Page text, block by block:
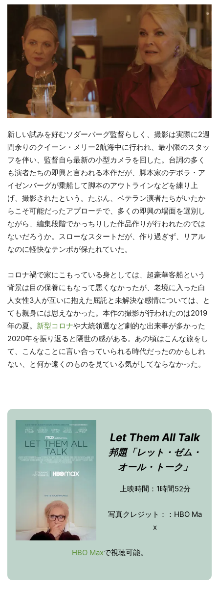
新しい試みを好むソダーバーグ監督らしく、撮影は実際に2週
間余りのクイーン・メリー2航海中に行われ、最小限のスタッ
フを伴い、監督自ら最新の小型カメラを回した。台詞の多く
も演者たちの即興と言われる本作だが、脚本家のデボラ・ア
イゼンバーグが乗船して脚本のアウトラインなどを練り上
げ、撮影されたという。たぶん、ベテラン演者たちがいたか
らこそ可能だったアプローチで、多くの即興の場面を選別し
ながら、編集段階でかっちりした作品作りが行われたのでは
ないだろうか。スローなスタートだが、作り過ぎず、リアル
なのに軽快なテンポが保たれていた。
コロナ禍で家にこもっている身としては、超豪華客船という
背景は目の保養にもなって悪くなかったが、老境に入った白
人女性3人が互いに抱えた屈託と未解決な感情については、と
ても親身には思えなかった。本作の撮影が行われたのは2019
年の夏。 新型コロナや大統領選など劇的な出来事が多かった
2020年を振り返ると隔世の感がある。あの頃はこんな旅をし
て、こんなことに言い合っていられる時代だったのかもしれ
ない、と何か遠くのものを見ている気がしてならなかった。
Let Them All Talk
邦題「レット・ゼム・
オール・トーク」
上映時間：1時間52分
写真クレジット：：HBO Ma
x
HBO Maxで視聴可能。